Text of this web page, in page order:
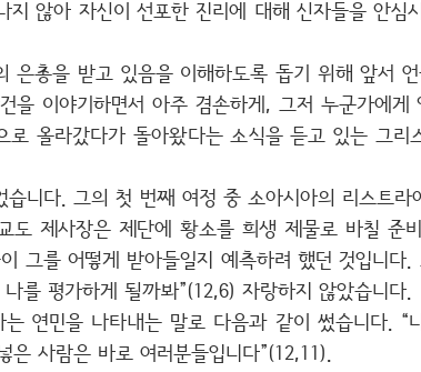
않아 자신이 선포한 진리에 대해 신자들을 안심
은총을 받고 있음을 이해하도록 돕기 위해 앞서
을 이야기하면서 아주 겸손하게, 그저 누군가에게
로 올라갔다가 돌아왔다는 소식을 듣고 있는 그리
니다. 그의 첫 번째 여정 중 소아시아의 리스트
도 제사장은 제단에 황소를 희생 제물로 바칠 준
그를 어떻게 받아들일지 예측하려 했던 것입니
를 평가하게 될까봐”(12,6) 자랑하지 않았습니다.
연민을 나타내는 말로 다음과 같이 썼습니다. “
사람은 바로 여러분들입니다”(12,11).